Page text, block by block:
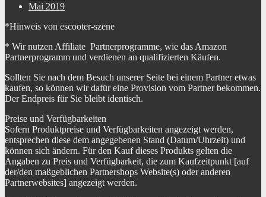
Mai 2019
*Hinweis von escooter-szene
* Wir nutzen Affiliate Partnerprogramme, wie das Amazon
Partnerprogramm und verdienen an qualifizierten Käufen.
Sollten Sie nach dem Besuch unserer Seite bei einem Partner etwas
kaufen, so können wir dafür eine Provision vom Partner bekommen.
Der Endpreis für Sie bleibt identisch.
Preise und Verfügbarkeiten
Sofern Produktpreise und Verfügbarkeiten angezeigt werden,
entsprechen diese dem angegebenen Stand (Datum/Uhrzeit) und
können sich ändern. Für den Kauf dieses Produkts gelten die
Angaben zu Preis und Verfügbarkeit, die zum Kaufzeitpunkt [auf
der/den maßgeblichen Partnershops Website(s) oder anderen
Partnerwebsites] angezeigt werden.